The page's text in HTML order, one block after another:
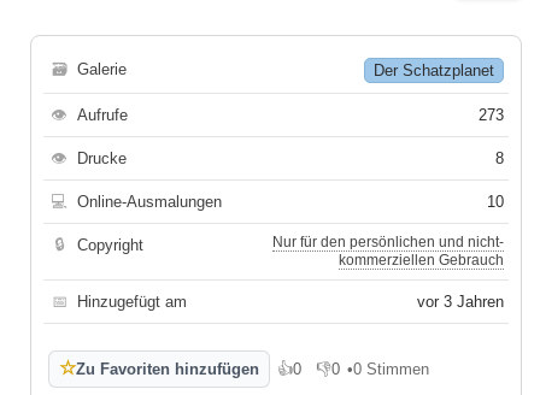
🗃 Galerie Der Schatzplanet
👁 Aufrufe 273
👁 Drucke 8
💻 Online-Ausmalungen 10
🔒 Copyright
Nur für den persönlichen und nicht-
kommerziellen Gebrauch
📅 Hinzugefügt am vor 3 Jahren
☆Zu Favoriten hinzufügen 👍0
Gefällt mir
👎0
Gefällt mir nicht
•0 Stimmen